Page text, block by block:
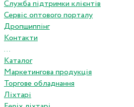
Служба підтримки клієнтів
Сервіс оптового порталу
Дропшиппінг
Контакти
...
Каталог
Маркетингова продукція
Торгове обладнання
Ліхтарі